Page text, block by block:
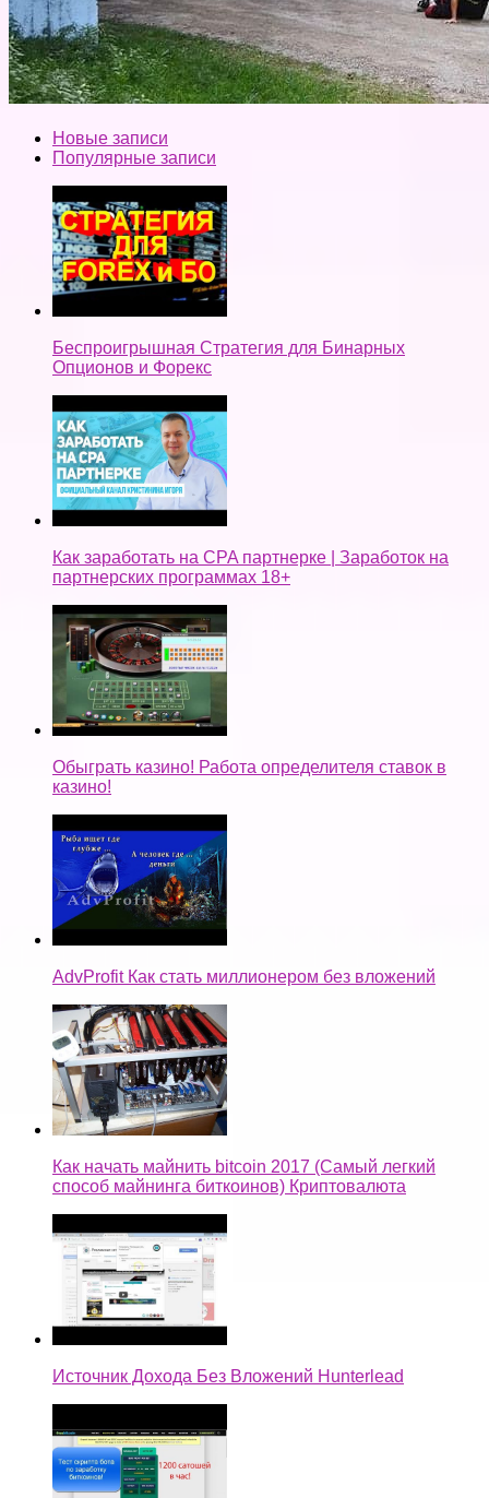
Новые записи
Популярные записи
Беспроигрышная Стратегия для Бинарных
Опционов и Форекс
Как заработать на CPA партнерке | Заработок на
партнерских программах 18+
Обыграть казино! Работа определителя ставок в
казино!
AdvProfit Как стать миллионером без вложений
Как начать майнить bitcoin 2017 (Самый легкий
способ майнинга биткоинов) Криптовалюта
Источник Дохода Без Вложений Hunterlead